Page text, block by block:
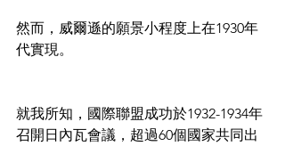
然而，威爾遜的願景小程度上在1930年
代實現。
就我所知，國際聯盟成功於1932-1934年
召開日內瓦會議，超過60個國家共同出